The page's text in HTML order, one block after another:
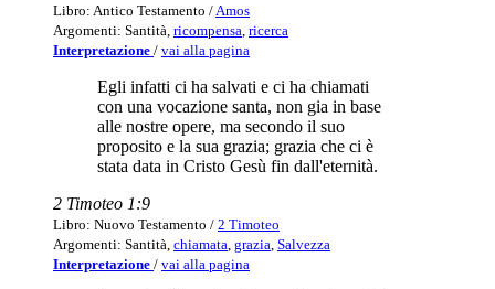
Libro: Antico Testamento / Amos
Argomenti: Santità, ricompensa ricerca
Interpretazione / vai alla pagina
Egli infatti ci ha salvati e ci ha chiamati
con una vocazione santa, non gia in base
alle nostre opere, ma secondo il suo
proposito e la sua grazia; grazia che ci è
stata data in Cristo Gesù fin dall'eternità.
2 Timoteo 1:9
Libro: Nuovo Testamento / 2 Timoteo
Argomenti: Santità, chiamata grazia Salvezza
Interpretazione / vai alla pagina